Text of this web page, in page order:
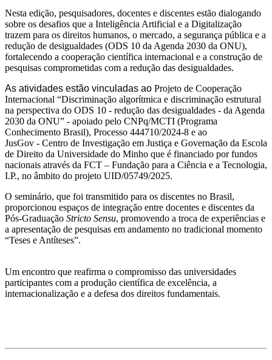
Nesta edição, pesquisadores, docentes e discentes estão dialogando
sobre os desafios que a Inteligência Artificial e a Digitalização
trazem para os direitos humanos, o mercado, a segurança pública e a
redução de desigualdades (ODS 10 da Agenda 2030 da ONU),
fortalecendo a cooperação científica internacional e a construção de
pesquisas comprometidas com a redução das desigualdades.
As atividades estão vinculadas ao Projeto de Cooperação
Internacional “Discriminação algorítmica e discriminação estrutural
na perspectiva do ODS 10 - redução das desigualdades - da Agenda
2030 da ONU” - apoiado pelo CNPq/MCTI (Programa
Conhecimento Brasil), Processo 444710/2024-8 e ao
JusGov - Centro de Investigação em Justiça e Governação da Escola
de Direito da Universidade do Minho que é financiado por fundos
nacionais através da FCT – Fundação para a Ciência e a Tecnologia,
I.P., no âmbito do projeto UID/05749/2025.
O seminário, que foi transmitido para os discentes no Brasil,
proporcionou espaços de integração entre docentes e discentes da
Pós-Graduação Stricto Sensu, promovendo a troca de experiências e
a apresentação de pesquisas em andamento no tradicional momento
“Teses e Antíteses”.
Um encontro que reafirma o compromisso das universidades
participantes com a produção científica de excelência, a
internacionalização e a defesa dos direitos fundamentais.